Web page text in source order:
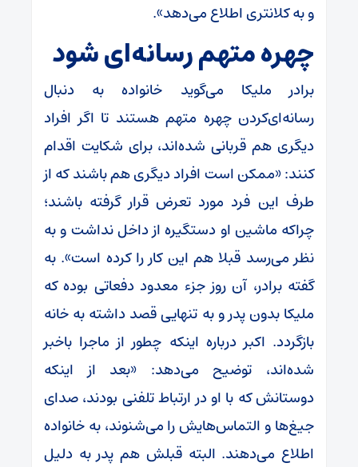
و به کلانتری اطلاع می‌دهد».
چهره متهم رسانه‌ای شود
برادر ملیکا می‌گوید خانواده به دنبال
رسانه‌ای‌کردن چهره متهم هستند تا اگر افراد
دیگری هم قربانی شده‌اند، برای شکایت اقدام
کنند: «ممکن است افراد دیگری هم باشند که از
طرف این فرد مورد تعرض قرار گرفته باشند؛
چراکه ماشین او دستگیره از داخل نداشت و به
نظر می‌رسد قبلا هم این کار را کرده است». به
گفته برادر، آن روز جزء معدود دفعاتی بوده که
ملیکا بدون پدر و به تنهایی قصد داشته به خانه
بازگردد. اکبر درباره اینکه چطور از ماجرا باخبر
شده‌اند، توضیح می‌دهد: «بعد از اینکه
دوستانش که با او در ارتباط تلفنی بودند، صدای
جیغ‌ها و التماس‌هایش را می‌شنوند، به خانواده
اطلاع می‌دهند. البته قبلش هم پدر به دلیل